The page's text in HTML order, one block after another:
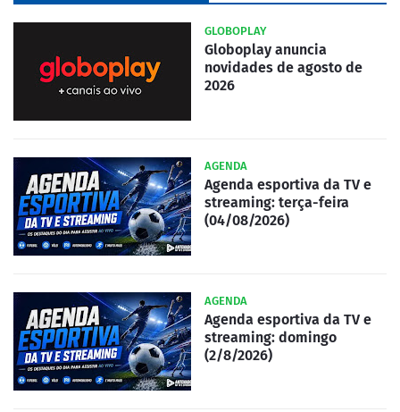
GLOBOPLAY
Globoplay anuncia
novidades de agosto de
2026
AGENDA
Agenda esportiva da TV e
streaming: terça-feira
(04/08/2026)
AGENDA
Agenda esportiva da TV e
streaming: domingo
(2/8/2026)